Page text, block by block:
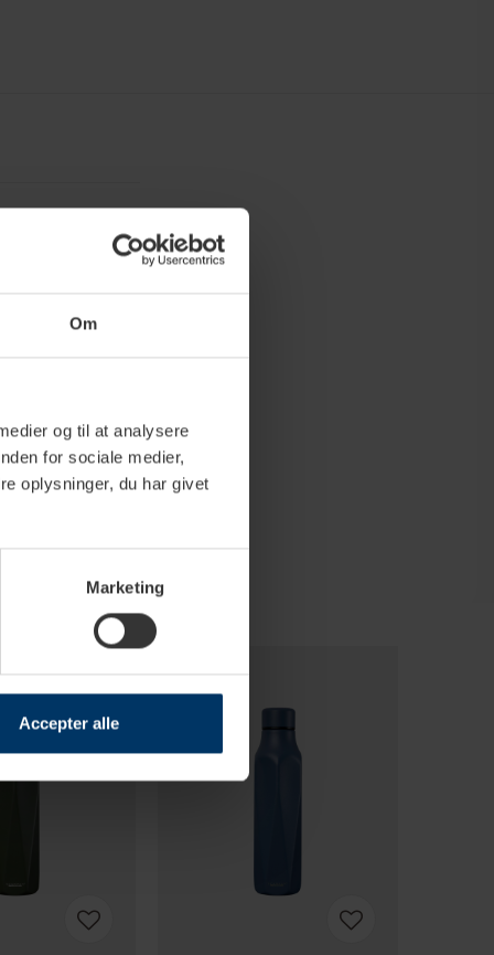
Om
og til at analysere
for sociale medier,
oplysninger, du har givet
Marketing
Accepter alle